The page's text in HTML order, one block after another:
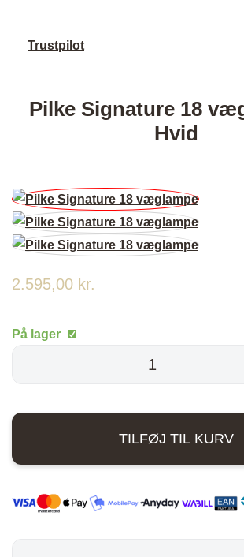
Trustpilot
Pilke Signature 18
Hvid
2.595,00 kr.
På lager
væglampe
Hvid
TILFØJ TIL KURV